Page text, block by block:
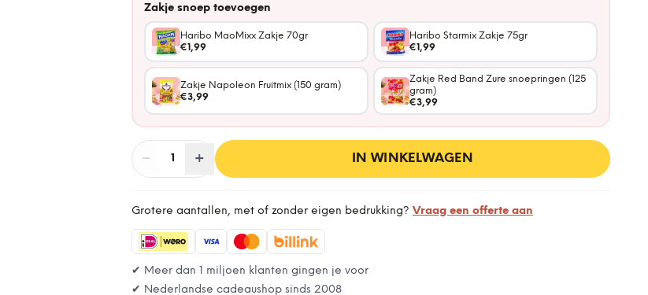
Zakje snoep toevoegen
Haribo MaoMixx Zakje 70gr
€1,99
Haribo Starmix Zakje 75gr
€1,99
Zakje Napoleon Fruitmix (150 gram)
€3,99
Zakje Red Band Zure snoepringen (125
gram)
€3,99
− Aantal
1 + IN WINKELWAGEN
Grotere aantallen, met of zonder eigen bedrukking? Vraag een offerte aan
✔ Meer dan 1 miljoen klanten gingen je voor
✔ Nederlandse cadeaushop sinds 2008